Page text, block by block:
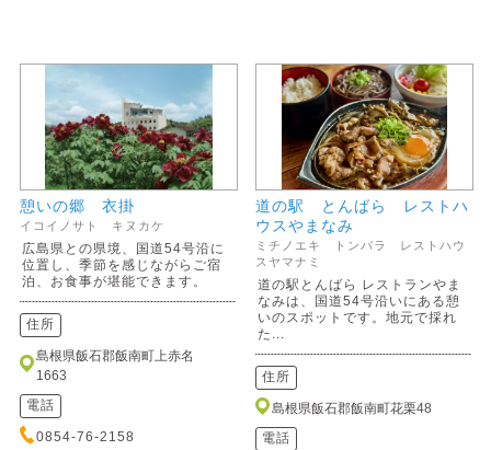
憩いの郷 衣掛
イコイノサト キヌカケ
広島県との県境、国道54号沿に
位置し、季節を感じながらご宿
泊、お食事が堪能できます。
住所
島根県飯石郡飯南町上赤名
1663
電話
0854-76-2158
道の駅 とんばら レストハ
ウスやまなみ
ミチノエキ トンバラ レストハウ
スヤマナミ
道の駅とんばら レストランやま
なみは、国道54号沿いにある憩
いのスポットです。地元で採れ
た...
住所
島根県飯石郡飯南町花栗48
電話